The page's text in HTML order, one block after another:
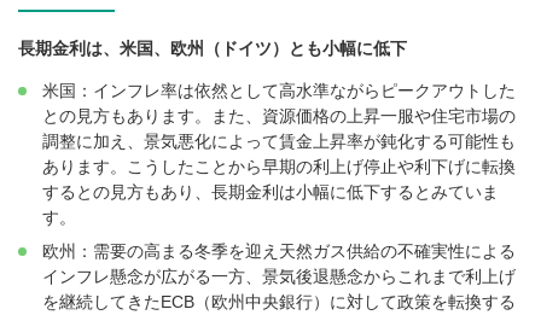
長期金利は、米国、欧州（ドイツ）とも小幅に低下
米国：インフレ率は依然として高水準ながらピークアウトした
との見方もあります。また、資源価格の上昇一服や住宅市場の
調整に加え、景気悪化によって賃金上昇率が鈍化する可能性も
あります。こうしたことから早期の利上げ停止や利下げに転換
するとの見方もあり、長期金利は小幅に低下するとみていま
す。
欧州：需要の高まる冬季を迎え天然ガス供給の不確実性による
インフレ懸念が広がる一方、景気後退懸念からこれまで利上げ
を継続してきたECB（欧州中央銀行）に対して政策を転換する